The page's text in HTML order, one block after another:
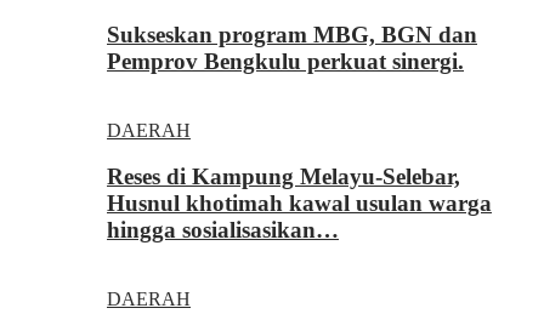
Sukseskan program MBG, BGN dan
Pemprov Bengkulu perkuat sinergi.
DAERAH
Reses di Kampung Melayu-Selebar,
Husnul khotimah kawal usulan warga
hingga sosialisasikan…
DAERAH